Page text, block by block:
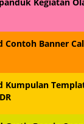
Contoh Banner
Kumpulan